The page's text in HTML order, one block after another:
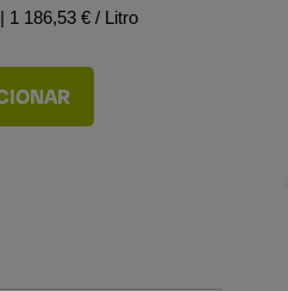
| 1 186,53 € / Litro